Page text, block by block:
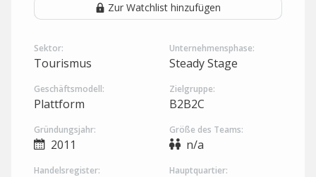
Zur Watchlist hinzufügen
Sektor:
Tourismus
Unternehmensphase:
Steady Stage
Geschäftsmodell:
Plattform
Zielgruppe:
B2B2C
Gründungsjahr:
2011
Größe des Teams:
n/a
Handelsregister: Hauptquartier: